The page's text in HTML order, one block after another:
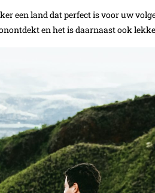
een land dat perfect is voor uw
en het is daarnaast ook